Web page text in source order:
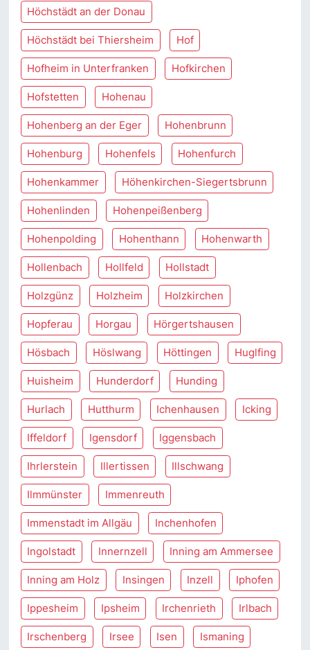
Höchstädt an der Donau
Höchstädt bei Thiersheim Hof
Hofheim in Unterfranken Hofkirchen
Hofstetten Hohenau
Hohenberg an der Eger Hohenbrunn
Hohenburg Hohenfels Hohenfurch
Hohenkammer Höhenkirchen-Siegertsbrunn
Hohenlinden Hohenpeißenberg
Hohenpolding Hohenthann Hohenwarth
Hollenbach Hollfeld Hollstadt
Holzgünz Holzheim Holzkirchen
Hopferau Horgau Hörgertshausen
Hösbach Höslwang Höttingen Huglfing
Huisheim Hunderdorf Hunding
Hurlach Hutthurm Ichenhausen Icking
Iffeldorf Igensdorf Iggensbach
Ihrlerstein Illertissen Illschwang
Ilmmünster Immenreuth
Immenstadt im Allgäu Inchenhofen
Ingolstadt Innernzell Inning am Ammersee
Inning am Holz Insingen Inzell Iphofen
Ippesheim Ipsheim Irchenrieth Irlbach
Irschenberg Irsee Isen Ismaning